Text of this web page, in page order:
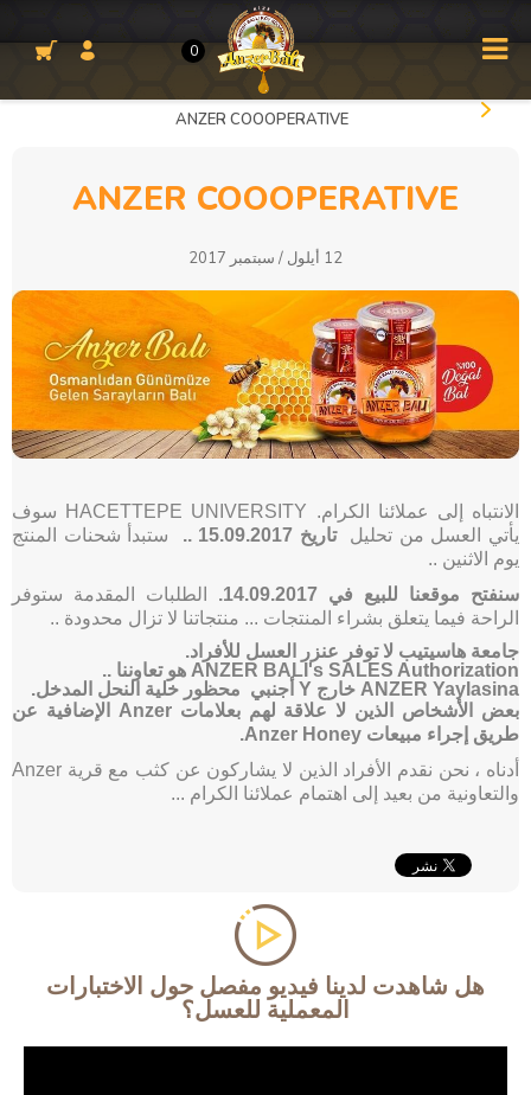
0
ANZER COOOPERATIVE
ANZER COOOPERATIVE
12 أيلول / سبتمبر 2017
الانتباه إلى عملائنا الكرام.
HACETTEPE UNIVERSITY سوف
يأتي العسل من تحليلتاريخ 15.09.2017 ..
ستبدأ شحنات المنتج
يوم الاثنين ..
سنفتح موقعنا للبيع في 14.09.2017.
الطلبات المقدمة ستوفر
الراحة فيما يتعلق بشراء المنتجات ... منتجاتنا لا تزال محدودة ..
جامعة هاسيتيب لا توفر عنزر العسل للأفراد.
ANZER BALI's SALES Authorization هو تعاوننا ..
ANZER Yaylasina خارج
Y أجنبي محظور خلية النحل المدخل.
بعض الأشخاص الذين لا علاقة لهم بعلامات Anzer الإضافية عن
طريق إجراء مبيعات Anzer Honey.
أدناه ، نحن نقدم الأفراد الذين لا يشاركون عن كثب مع قرية Anzer
والتعاونية من بعيد إلى اهتمام عملائنا الكرام ...
هل شاهدت لدينا فيديو مفصل حول الاختبارات
المعملية للعسل؟